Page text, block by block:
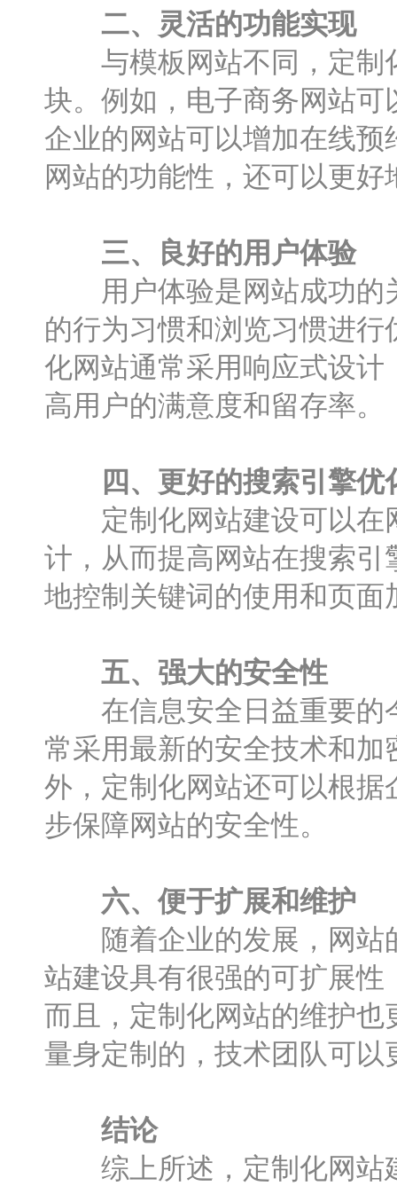
二、灵活的功能实现
与模板网站不同，定制
块。例如，电子商务网站
企业的网站可以增加在线
网站的功能性，还可以更
三、良好的用户体验
用户体验是网站成功的
的行为习惯和浏览习惯进
化网站通常采用响应式设
高用户的满意度和留存率。
四、更好的搜索引擎优
定制化网站建设可以在
计，从而提高网站在搜索
地控制关键词的使用和页
五、强大的安全性
在信息安全日益重要的
常采用最新的安全技术和
外，定制化网站还可以根
步保障网站的安全性。
六、便于扩展和维护
随着企业的发展，网站
站建设具有很强的可扩展
而且，定制化网站的维护
量身定制的，技术团队可
结论
综上所述，定制化网站